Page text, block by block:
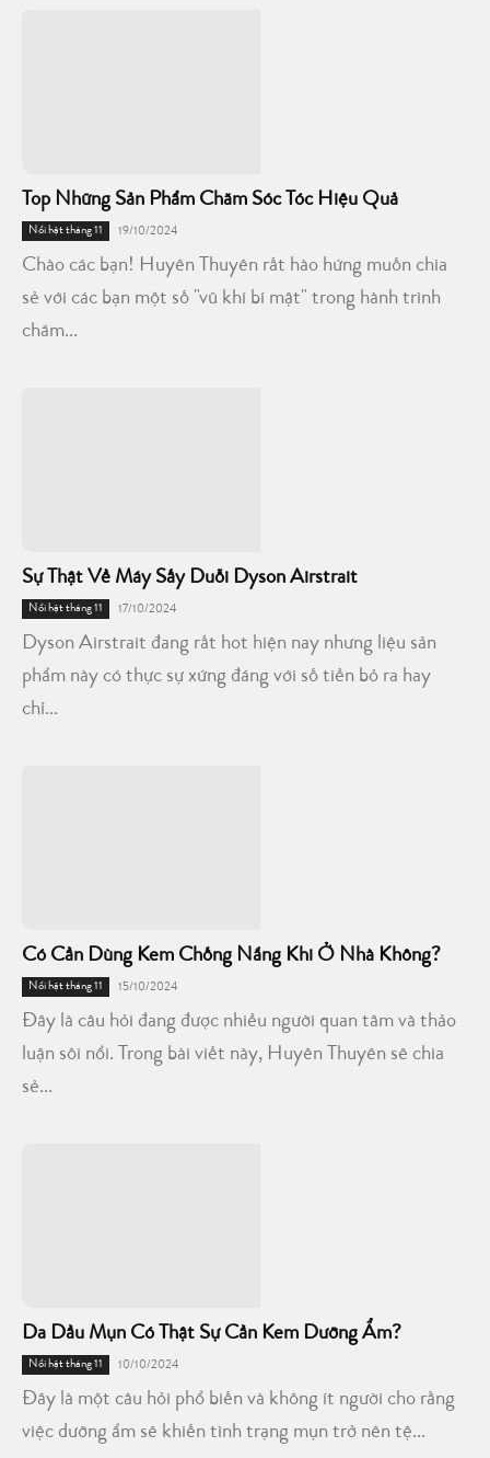
Top Những Sản Phẩm Chăm Sóc Tóc Hiệu Quả
Nổi bật tháng 11 19/10/2024
Chào các bạn! Huyên Thuyên rất hào hứng muốn chia
sẻ với các bạn một số "vũ khí bí mật" trong hành trình
chăm...
Sự Thật Về Máy Sấy Duỗi Dyson Airstrait
Nổi bật tháng 11 17/10/2024
Dyson Airstrait đang rất hot hiện nay nhưng liệu sản
phẩm này có thực sự xứng đáng với số tiền bỏ ra hay
chỉ...
Có Cần Dùng Kem Chống Nắng Khi Ở Nhà Không?
Nổi bật tháng 11 15/10/2024
Đây là câu hỏi đang được nhiều người quan tâm và thảo
luận sôi nổi. Trong bài viết này, Huyên Thuyên sẽ chia
sẻ...
Da Dầu Mụn Có Thật Sự Cần Kem Dưỡng Ẩm?
Nổi bật tháng 11 10/10/2024
Đây là một câu hỏi phổ biến và không ít người cho rằng
việc dưỡng ẩm sẽ khiến tình trạng mụn trở nên tệ...